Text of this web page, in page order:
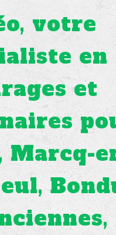
votre
en
et
Marcq-